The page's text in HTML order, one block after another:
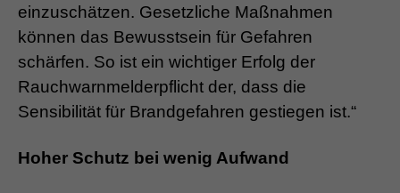
einzuschätzen. Gesetzliche Maßnahmen
können das Bewusstsein für Gefahren
schärfen. So ist ein wichtiger Erfolg der
Rauchwarnmelderpflicht der, dass die
Sensibilität für Brandgefahren gestiegen ist.“
Hoher Schutz bei wenig Aufwand